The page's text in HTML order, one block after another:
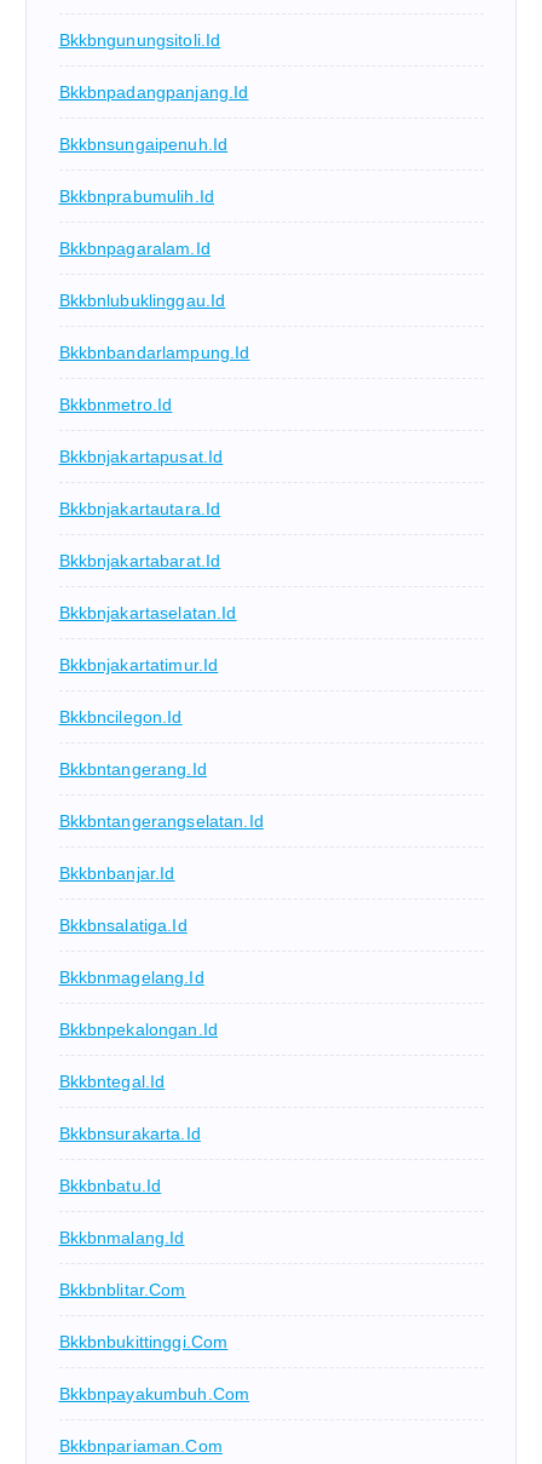
Bkkbngunungsitoli.id
Bkkbnpadangpanjang.id
Bkkbnsungaipenuh.id
Bkkbnprabumulih.id
Bkkbnpagaralam.id
Bkkbnlubuklinggau.id
Bkkbnbandarlampung.id
Bkkbnmetro.id
Bkkbnjakartapusat.id
Bkkbnjakartautara.id
Bkkbnjakartabarat.id
Bkkbnjakartaselatan.id
Bkkbnjakartatimur.id
Bkkbncilegon.id
Bkkbntangerang.id
Bkkbntangerangselatan.id
Bkkbnbanjar.id
Bkkbnsalatiga.id
Bkkbnmagelang.id
Bkkbnpekalongan.id
Bkkbntegal.id
Bkkbnsurakarta.id
Bkkbnbatu.id
Bkkbnmalang.id
Bkkbnblitar.com
Bkkbnbukittinggi.com
Bkkbnpayakumbuh.com
Bkkbnpariaman.com